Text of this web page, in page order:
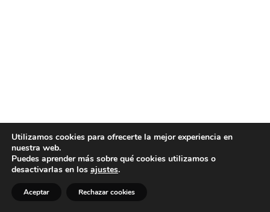
Utilizamos cookies para ofrecerte la mejor experiencia en
nuestra web.
Puedes aprender más sobre qué cookies utilizamos o
desactivarlas en los ajustes.
Aceptar Rechazar cookies